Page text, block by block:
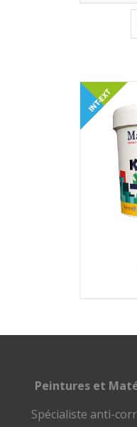
Peintures et
Spécialiste anti-